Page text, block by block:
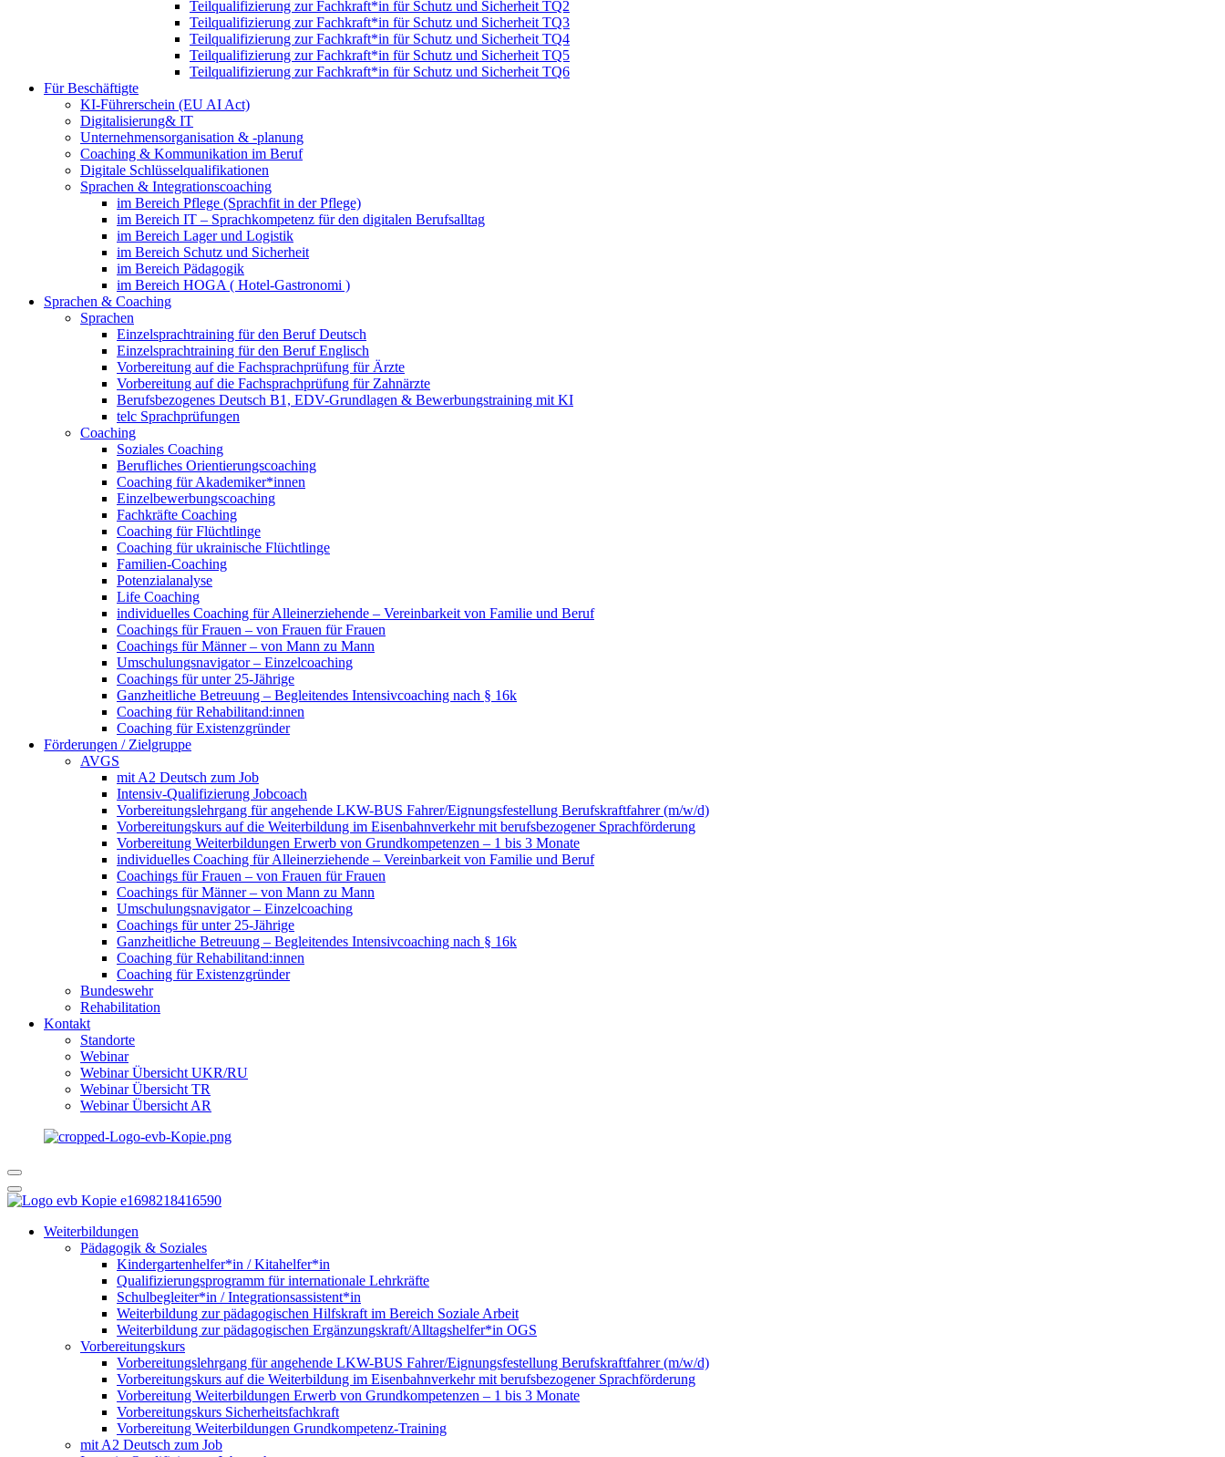
Teilqualifizierung zur Fachkraft*in für Schutz und Sicherheit TQ2
Teilqualifizierung zur Fachkraft*in für Schutz und Sicherheit TQ3
Teilqualifizierung zur Fachkraft*in für Schutz und Sicherheit TQ4
Teilqualifizierung zur Fachkraft*in für Schutz und Sicherheit TQ5
Teilqualifizierung zur Fachkraft*in für Schutz und Sicherheit TQ6
Für Beschäftigte
KI-Führerschein (EU AI Act)
Digitalisierung& IT
Unternehmensorganisation & ‑planung
Coaching & Kommunikation im Beruf
Digitale Schlüsselqualifikationen
Sprachen & Integrationscoaching
im Bereich Pflege (Sprachfit in der Pflege)
im Bereich IT – Sprachkompetenz für den digitalen Berufsalltag
im Bereich Lager und Logistik
im Bereich Schutz und Sicherheit
im Bereich Pädagogik
im Bereich HOGA ( Hotel-Gastronomi )
Sprachen & Coaching
Sprachen
Einzelsprachtraining für den Beruf Deutsch
Einzelsprachtraining für den Beruf Englisch
Vorbereitung auf die Fachsprachprüfung für Ärzte
Vorbereitung auf die Fachsprachprüfung für Zahnärzte
Berufsbezogenes Deutsch B1, EDV-Grundlagen & Bewerbungstraining mit KI
telc Sprachprüfungen
Coaching
Soziales Coaching
Berufliches Orientierungscoaching
Coaching für Akademiker*innen
Einzelbewerbungscoaching
Fachkräfte Coaching
Coaching für Flüchtlinge
Coaching für ukrainische Flüchtlinge
Familien-Coaching
Potenzialanalyse
Life Coaching
individuelles Coaching für Alleinerziehende – Vereinbarkeit von Familie und Beruf
Coachings für Frauen – von Frauen für Frauen
Coachings für Männer – von Mann zu Mann
Umschulungsnavigator – Einzelcoaching
Coachings für unter 25-Jährige
Ganzheitliche Betreuung – Begleitendes Intensivcoaching nach § 16k
Coaching für Rehabilitand:innen
Coaching für Existenzgründer
Förderungen / Zielgruppe
AVGS
mit A2 Deutsch zum Job
Intensiv-Qualifizierung Jobcoach
Vorbereitungslehrgang für angehende LKW-BUS Fahrer/Eignungsfestellung Berufskraftfahrer (m/w/d)
Vorbereitungskurs auf die Weiterbildung im Eisenbahnverkehr mit berufsbezogener Sprachförderung
Vorbereitung Weiterbildungen Erwerb von Grundkompetenzen – 1 bis 3 Monate
individuelles Coaching für Alleinerziehende – Vereinbarkeit von Familie und Beruf
Coachings für Frauen – von Frauen für Frauen
Coachings für Männer – von Mann zu Mann
Umschulungsnavigator – Einzelcoaching
Coachings für unter 25-Jährige
Ganzheitliche Betreuung – Begleitendes Intensivcoaching nach § 16k
Coaching für Rehabilitand:innen
Coaching für Existenzgründer
Bundeswehr
Rehabilitation
Kontakt
Standorte
Webinar
Webinar Übersicht UKR/RU
Webinar Übersicht TR
Webinar Übersicht AR
Weiterbildungen
Pädagogik & Soziales
Kindergartenhelfer*in / Kitahelfer*in
Qualifizierungsprogramm für internationale Lehrkräfte
Schulbegleiter*in / Integrationsassistent*in
Weiterbildung zur pädagogischen Hilfskraft im Bereich Soziale Arbeit
Weiterbildung zur pädagogischen Ergänzungskraft/Alltagshelfer*in OGS
Vorbereitungskurs
Vorbereitungslehrgang für angehende LKW-BUS Fahrer/Eignungsfestellung Berufskraftfahrer (m/w/d)
Vorbereitungskurs auf die Weiterbildung im Eisenbahnverkehr mit berufsbezogener Sprachförderung
Vorbereitung Weiterbildungen Erwerb von Grundkompetenzen – 1 bis 3 Monate
Vorbereitungskurs Sicherheitsfachkraft
Vorbereitung Weiterbildungen Grundkompetenz-Training
mit A2 Deutsch zum Job